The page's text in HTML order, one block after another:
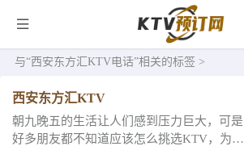
与“西安东方汇KTV电话”相关的标签 >
西安东方汇KTV
朝九晚五的生活让人们感到压力巨大，可是
好多朋友都不知道应该怎么挑选KTV，为此